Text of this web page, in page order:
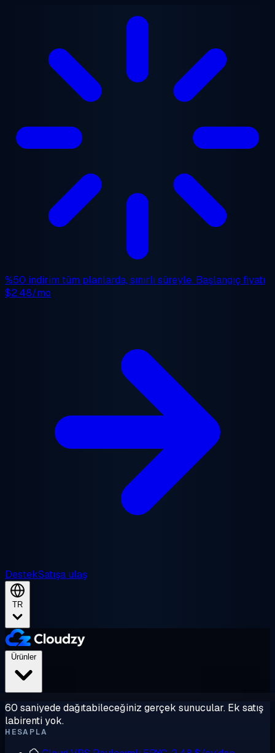
%50 indirim tüm planlarda, sınırlı süreyle. Başlangıç fiyatı
$2.48/mo
DestekSatışa ulaş
TR
Ürünler
60 saniyede dağıtabileceğiniz gerçek sunucular. Ek satış
labirenti yok.
HESAPLA